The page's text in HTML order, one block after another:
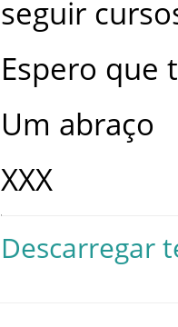
seguir
Espero que
Um abraço
XXX
Descarregar